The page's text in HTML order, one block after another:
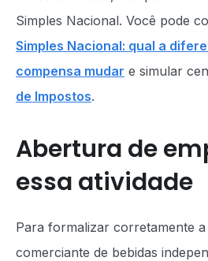
Simples Nacional. Você pode
Simples Nacional: qual a
compensa mudar e simular
de Impostos.
Abertura de
essa atividade
Para formalizar corretamente a
comerciante de bebidas